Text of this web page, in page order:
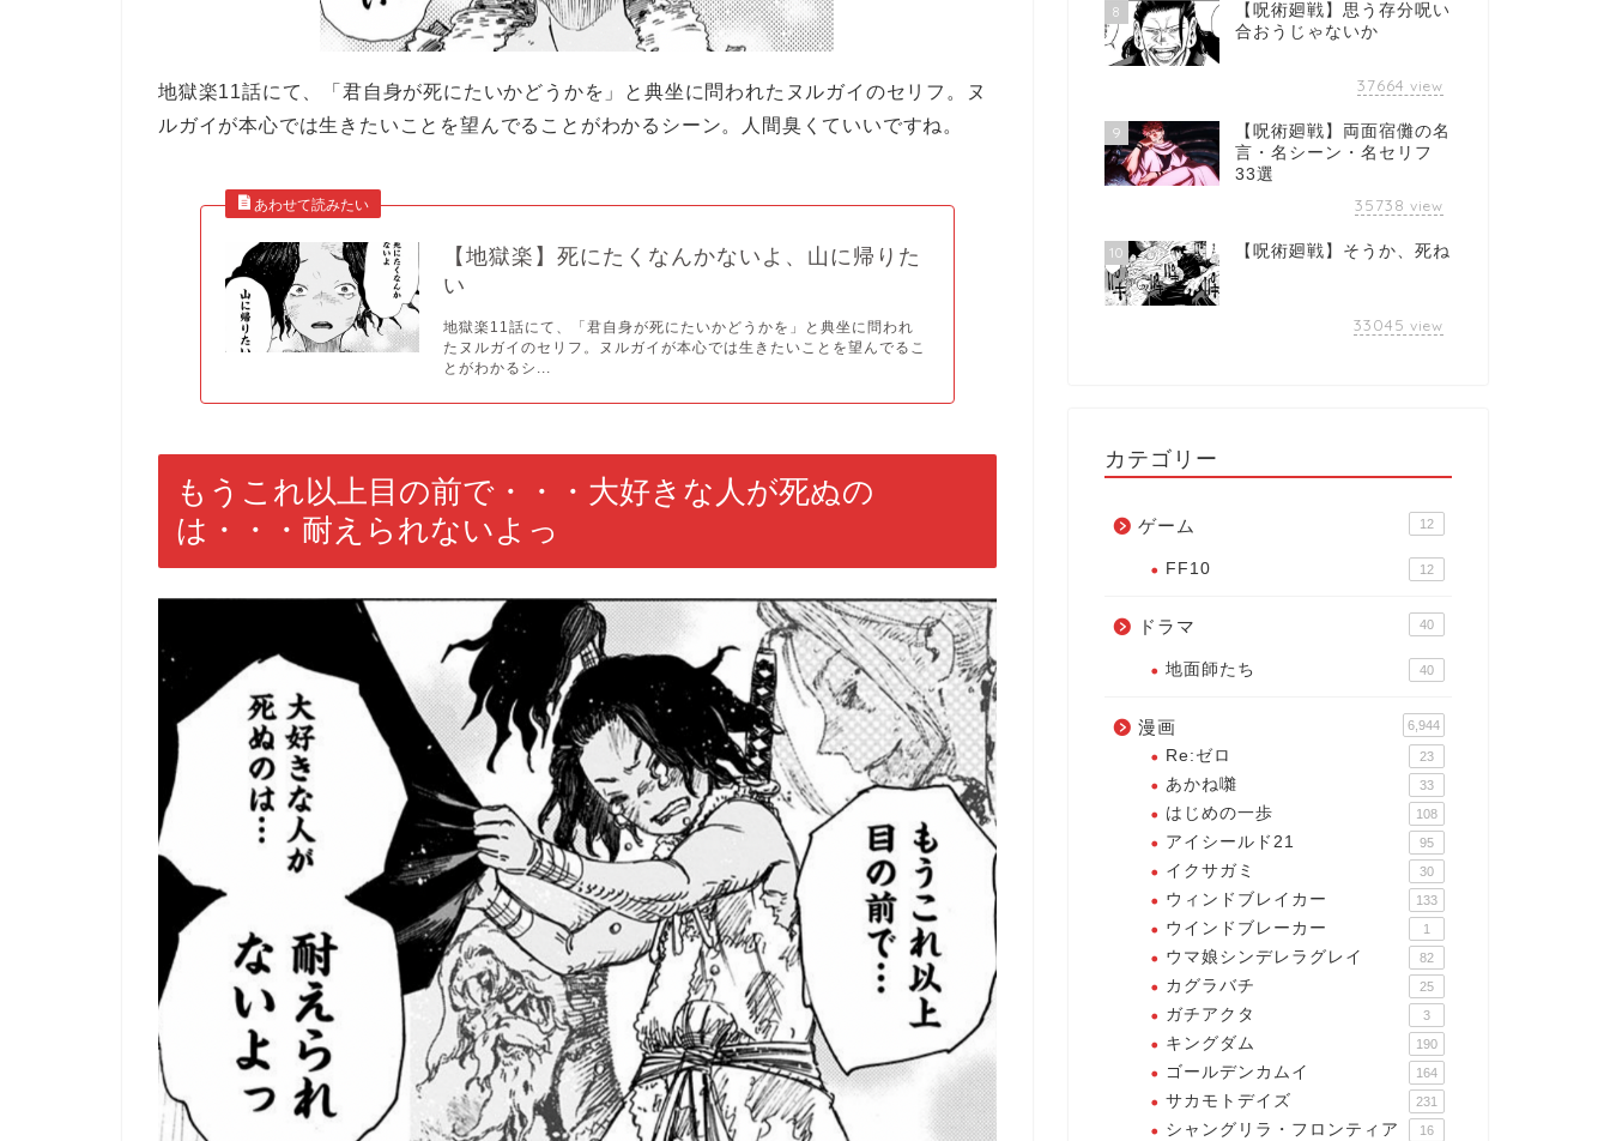
地獄楽11話にて、「君自身が死にたいかどうかを」と典坐に問われたヌルガイのセリフ。ヌ
ルガイが本心では生きたいことを望んでることがわかるシーン。人間臭くていいですね。
【地獄楽】死にたくなんかないよ、山に帰りた
い
地獄楽11話にて、「君自身が死にたいかどうかを」と典坐に問われ
たヌルガイのセリフ。ヌルガイが本心では生きたいことを望んでるこ
とがわかるシ...
もうこれ以上目の前で・・・大好きな人が死ぬの
は・・・耐えられないよっ
8
【呪術廻戦】思う存分呪い
合おうじゃないか
37664 view
9
【呪術廻戦】両面宿儺の名
言・名シーン・名セリフ
33選
35738 view
10 【呪術廻戦】そうか、死ね
33045 view
カテゴリー
ゲーム 12
FF10 12
ドラマ 40
地面師たち 40
漫画 6,944
Re:ゼロ 23
あかね囃 33
はじめの一歩 108
アイシールド21 95
イクサガミ 30
ウィンドブレイカー 133
ウインドブレーカー 1
ウマ娘シンデレラグレイ 82
カグラバチ 25
ガチアクタ 3
キングダム 190
ゴールデンカムイ 164
サカモトデイズ 231
シャングリラ・フロンティア 16